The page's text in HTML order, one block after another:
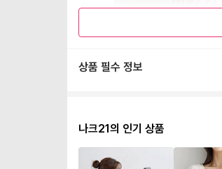
상품 필수 정보
나크21의 인기 상품